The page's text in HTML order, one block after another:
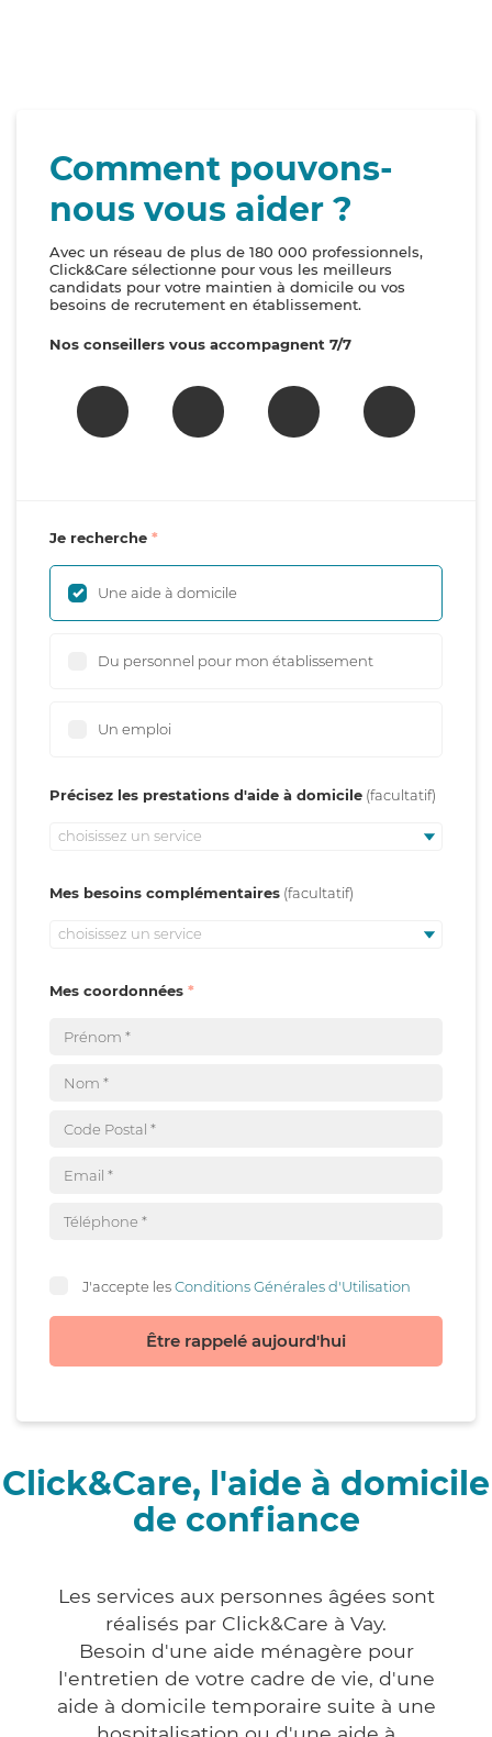
Comment pouvons-
nous vous aider ?
Avec un réseau de plus de 180 000 professionnels,
Click&Care sélectionne pour vous les meilleurs
candidats pour votre maintien à domicile ou vos
besoins de recrutement en établissement.
Nos conseillers vous accompagnent 7/7
Je recherche
Une aide à domicile
Du personnel pour mon établissement
Un emploi
Précisez les prestations d'aide à domicile
choisissez un service
Mes besoins complémentaires
choisissez un service
Mes coordonnées
J'accepte lesConditions Générales d'Utilisation
Être rappelé aujourd'hui
Click&Care, l'aide à domicile
de confiance
Les services aux personnes âgées sont
réalisés par Click&Care à Vay.
Besoin d'une aide ménagère pour
l'entretien de votre cadre de vie, d'une
aide à domicile temporaire suite à une